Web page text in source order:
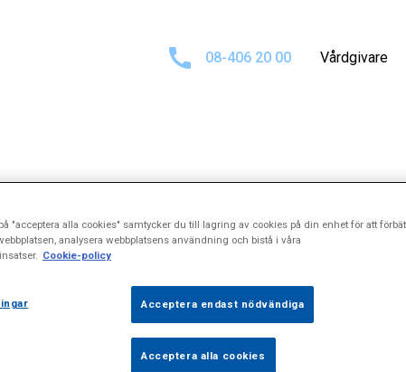
08-406 20 00 Vårdgivare
för
"acceptera alla cookies" samtycker du till lagring av cookies på din enhet för att
analysera webbplatsens användning och bistå i våra
Cookie-policy
Acceptera endast nödvändiga
Acceptera alla cookies